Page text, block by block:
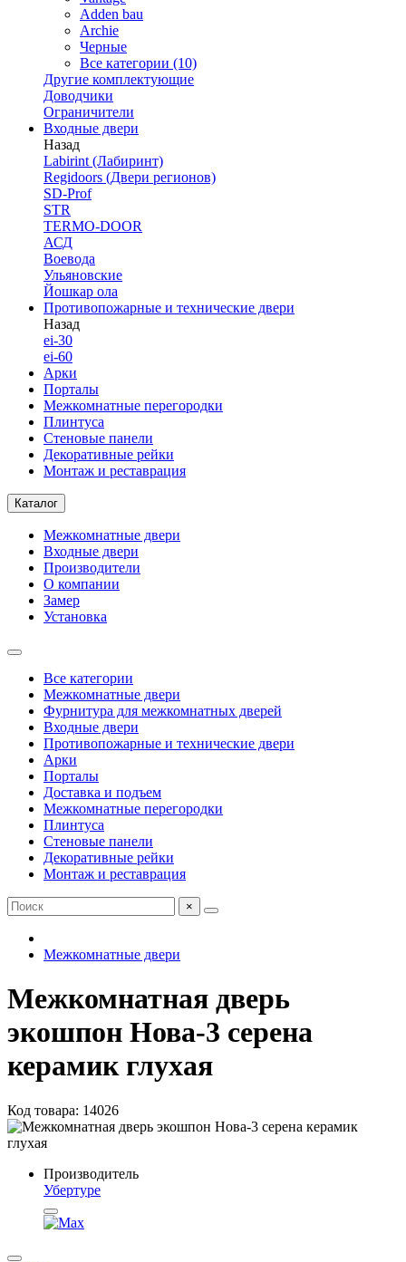
Adden bau
Archie
Черные
Все категории (10)
Другие комплектующие
Доводчики
Ограничители
Входные двери
Назад
Labirint (Лабиринт)
Regidoors (Двери регионов)
SD-Prof
STR
TERMO-DOOR
АСД
Воевода
Ульяновские
Йошкар ола
Противопожарные и технические двери
Назад
ei-30
ei-60
Арки
Порталы
Межкомнатные перегородки
Плинтуса
Стеновые панели
Декоративные рейки
Монтаж и реставрация
Каталог
Межкомнатные двери
Входные двери
Производители
О компании
Замер
Установка
Все категории
Межкомнатные двери
Фурнитура для межкомнатных дверей
Входные двери
Противопожарные и технические двери
Арки
Порталы
Доставка и подъем
Межкомнатные перегородки
Плинтуса
Стеновые панели
Декоративные рейки
Монтаж и реставрация
×
Межкомнатные двери
Межкомнатная дверь
экошпон Нова-3 серена
керамик глухая
Код товара: 14026
Производитель
Убертуре